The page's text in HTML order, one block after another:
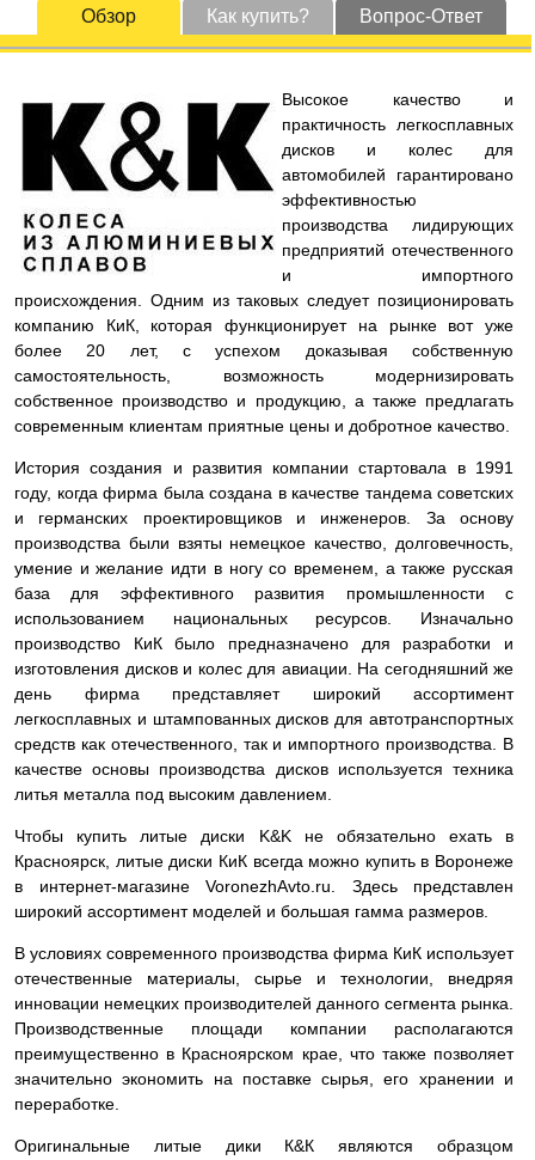
Обзор Как купить? Вопрос-Ответ
Высокое качество и
практичность легкосплавных
дисков и колес для
автомобилей гарантировано
эффективностью
производства лидирующих
предприятий отечественного
и импортного
происхождения. Одним из таковых следует позиционировать
компанию КиК, которая функционирует на рынке вот уже
более 20 лет, с успехом доказывая собственную
самостоятельность, возможность модернизировать
собственное производство и продукцию, а также предлагать
современным клиентам приятные цены и добротное качество.
История создания и развития компании стартовала в 1991
году, когда фирма была создана в качестве тандема советских
и германских проектировщиков и инженеров. За основу
производства были взяты немецкое качество, долговечность,
умение и желание идти в ногу со временем, а также русская
база для эффективного развития промышленности с
использованием национальных ресурсов. Изначально
производство КиК было предназначено для разработки и
изготовления дисков и колес для авиации. На сегодняшний же
день фирма представляет широкий ассортимент
легкосплавных и штампованных дисков для автотранспортных
средств как отечественного, так и импортного производства. В
качестве основы производства дисков используется техника
литья металла под высоким давлением.
Чтобы купить литые диски K&K не обязательно ехать в
Красноярск, литые диски КиК всегда можно купить в Воронеже
в интернет-магазине VoronezhAvto.ru. Здесь представлен
широкий ассортимент моделей и большая гамма размеров.
В условиях современного производства фирма КиК использует
отечественные материалы, сырье и технологии, внедряя
инновации немецких производителей данного сегмента рынка.
Производственные площади компании располагаются
преимущественно в Красноярском крае, что также позволяет
значительно экономить на поставке сырья, его хранении и
переработке.
Оригинальные литые дики К&К являются образцом